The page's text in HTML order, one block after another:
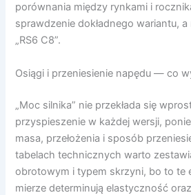
porównania między rynkami i
sprawdzenie dokładnego wariantu,
„RS6 C8”.
Osiągi i przeniesienie napędu — co
„Moc silnika” nie przekłada się
przyspieszenie w każdej wersji,
masa, przełożenia i sposób
tabelach technicznych warto
obrotowym i typem skrzyni, bo to te
mierze determinują elastyczność